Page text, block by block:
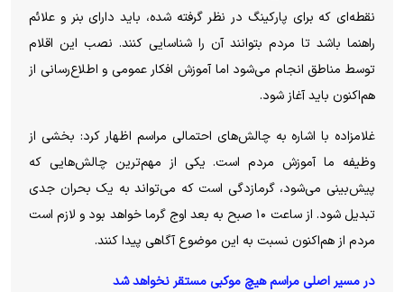
نقطه‌ای که برای پارکینگ در نظر گرفته شده، باید دارای بنر و علائم
راهنما باشد تا مردم بتوانند آن را شناسایی کنند. نصب این اقلام
توسط مناطق انجام می‌شود اما آموزش افکار عمومی و اطلاع‌رسانی از
هم‌اکنون باید آغاز شود.
غلامزاده با اشاره به چالش‌های احتمالی مراسم اظهار کرد: بخشی از
وظیفه ما آموزش مردم است. یکی از مهم‌ترین چالش‌هایی که
پیش‌بینی می‌شود، گرمازدگی است که می‌تواند به یک بحران جدی
تبدیل شود. از ساعت ۱۰ صبح به بعد اوج گرما خواهد بود و لازم است
مردم از هم‌اکنون نسبت به این موضوع آگاهی پیدا کنند.
در مسیر اصلی مراسم هیچ موکبی مستقر نخواهد شد